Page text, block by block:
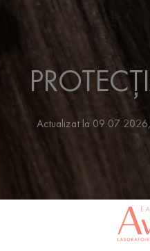
Actualizat la 09.07.2026